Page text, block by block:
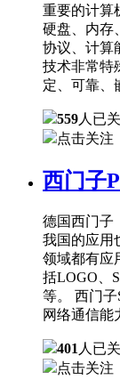
重要的计算
硬盘、内存
协议、计算
技术非常特
定、可靠、
559人已
点击关注
西门子
德国西门子
我国的应用
领域都有应
括LOGO、
等。 西门
网络通信能
401 人已
点击关注